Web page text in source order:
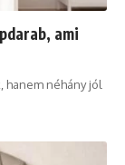
ami
néhány jól